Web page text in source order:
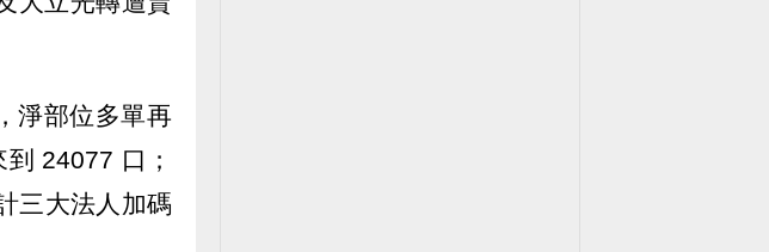
淨部位多單再
24077 口；
三大法人加碼